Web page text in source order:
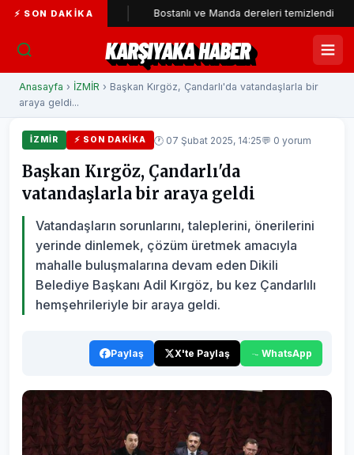
⚡ SON DAKIKA
katıldı Bostanlı ve Manda dereleri temizlendi
KARŞIYAKA HABER
Anasayfa › İZMİR › Başkan Kırgöz, Çandarlı'da vatandaşlarla bir
araya geldi...
İZMİR ⚡ SON DAKIKA 🕐 07 Şubat 2025, 14:25💬 0 yorum
Başkan Kırgöz, Çandarlı'da
vatandaşlarla bir araya geldi
Vatandaşların sorunlarını, taleplerini, önerilerini
yerinde dinlemek, çözüm üretmek amacıyla
mahalle buluşmalarına devam eden Dikili
Belediye Başkanı Adil Kırgöz, bu kez Çandarlılı
hemşehrileriyle bir araya geldi.
Paylaş X'te Paylaş WhatsApp